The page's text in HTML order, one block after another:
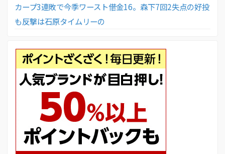
カープ3連敗で今季ワースト借金16。森下7回2失点の好投
も反撃は石原タイムリーの